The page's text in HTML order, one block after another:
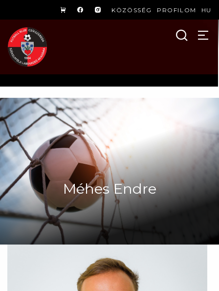
KÖZÖSSÉG PROFILOM HU
Méhes Endre